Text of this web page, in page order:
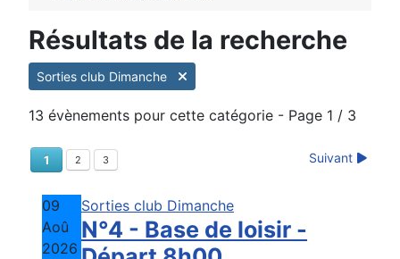
Résultats de la recherche
Sorties club Dimanche
13 évènements pour cette catégorie - Page 1 / 3
1 2 3 Suivant
09
Aoû
2026
Sorties club Dimanche
N°4 - Base de loisir -